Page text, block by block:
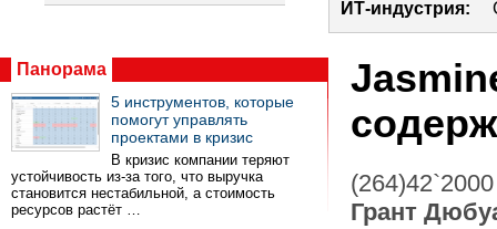
ИТ-индустрия:
Панорама
5 инструментов, которые
помогут управлять
проектами в кризис
В кризис компании теряют
устойчивость из-за того, что выручка
становится нестабильной, а стоимость
ресурсов растёт …
(264)42`2000
Грант